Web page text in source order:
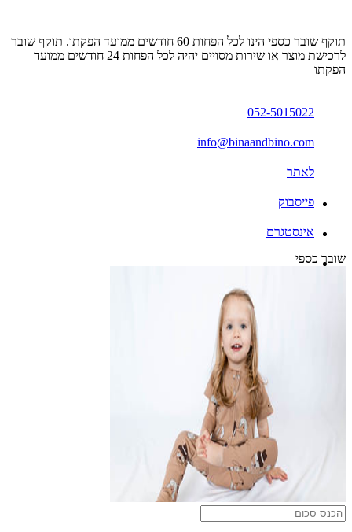
תוקף שובר כספי הינו לכל הפחות 60 חודשים ממועד הפקתו. תוקף שובר
לרכישת מוצר או שירות מסויים יהיה לכל הפחות 24 חודשים ממועד
הפקתו
052-5015022
info@binaandbino.com
לאתר
פייסבוק
אינסטגרם
שובר כספי